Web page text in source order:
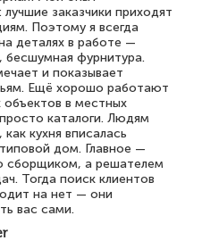
заказчики приходят
Поэтому я всегда
деталях в работе —
бесшумная фурнитура.
и показывает
Ещё хорошо работают
в местных
каталоги. Людям
кухня вписалась
дом. Главное —
сборщиком, а решателем
Тогда поиск клиентов
на нет — они
вас сами.